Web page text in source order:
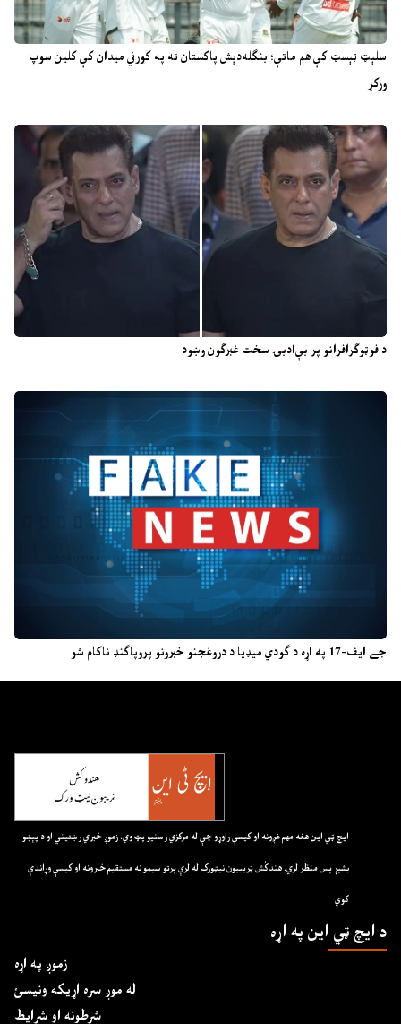
سلېټ ټېسټ کې هم ماتې؛ بنګله‌دېش پاکستان ته په کورني میدان کې کلین سوپ
ورکړ
د فوټوګرافرانو پر بې‌ادبۍ سخت غبرګون وښود
جے ایف-17 په اړه د ګودي میډیا د دروغجنو خبرونو پروپاګنډ ناکام شو
ايچ ټي اين هغه مهم غږونه او کيسې راوړو چې له مرکزي رسنيو پټ وي. زموږ خبري رښتيني او د پېښو
بشپړ پس منظر لري. هندکُش ټريبيون نيټورک له لرې پرتو سيمو نه مستقيم خبرونه او کيسې وړاندې
کوي
د ايچ ټي اين په اړه
زموږ په اړه
له موږ سره اړیکه ونیسئ
شرطونه او شرایط